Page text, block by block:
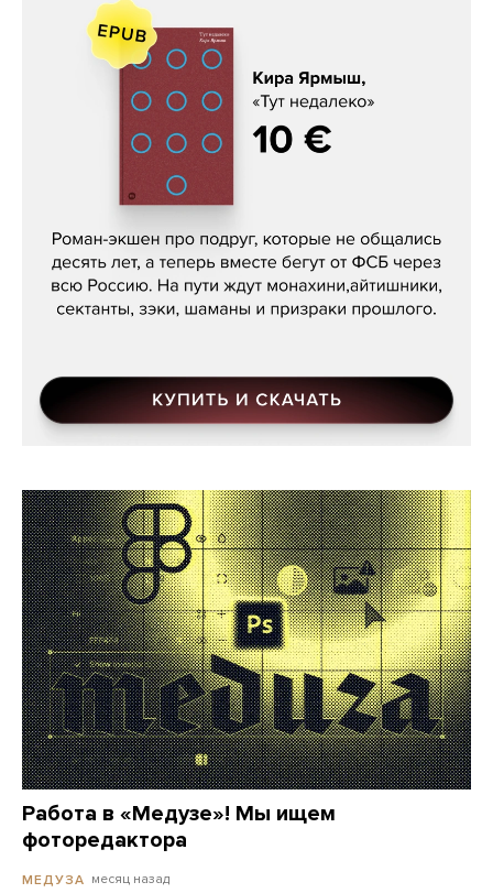
Кира Ярмыш, «Тут недалеко»
Работа в «Медузе»! Мы ищем
фоторедактора
МЕДУЗА месяц назад